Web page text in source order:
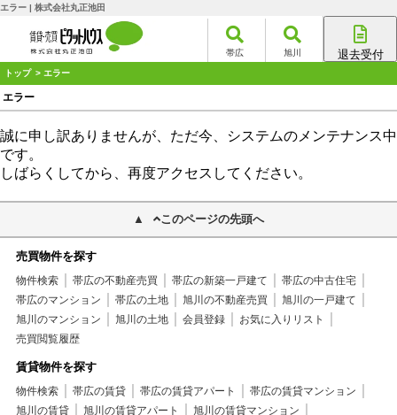
エラー | 株式会社丸正池田
帯広 旭川 退去受付
トップ > エラー
エラー
誠に申し訳ありませんが、ただ今、システムのメンテナンス中
です。
しばらくしてから、再度アクセスしてください。
このページの先頭へ
売買物件を探す
物件検索 帯広の不動産売買 帯広の新築一戸建て
帯広の中古住宅
帯広のマンション
帯広の土地 旭川の不動産売買
旭川の一戸建て
旭川のマンション
旭川の土地 会員登録
お気に入りリスト
売買閲覧履歴
賃貸物件を探す
物件検索 帯広の賃貸 帯広の賃貸アパート
帯広の賃貸マンション
旭川の賃貸
旭川の賃貸アパート
旭川の賃貸マンション